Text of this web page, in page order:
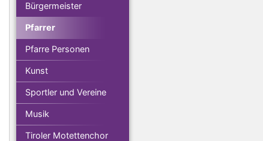
Bürgermeister
Pfarrer
Pfarre Personen
Kunst
Sportler und Vereine
Musik
Tiroler Motettenchor